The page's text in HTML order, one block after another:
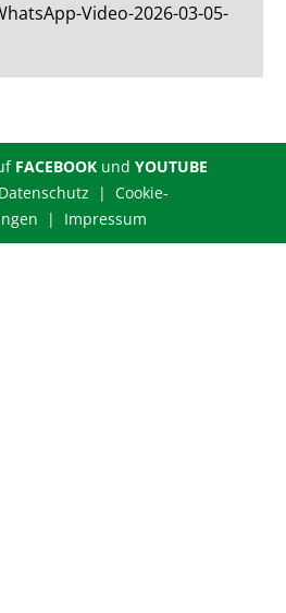
Video-2026-03-05-
FACEBOOK und YOUTUBE
Datenschutz | Cookie-
| Impressum